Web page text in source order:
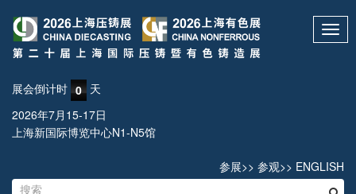
展会倒计时 0 天
2026年7月15-17日
上海新国际博览中心N1-N5馆
参展>> 参观>> ENGLISH